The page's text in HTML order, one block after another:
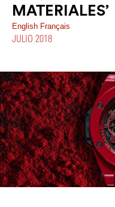
MATERIALES’
English Français
JULIO 2018